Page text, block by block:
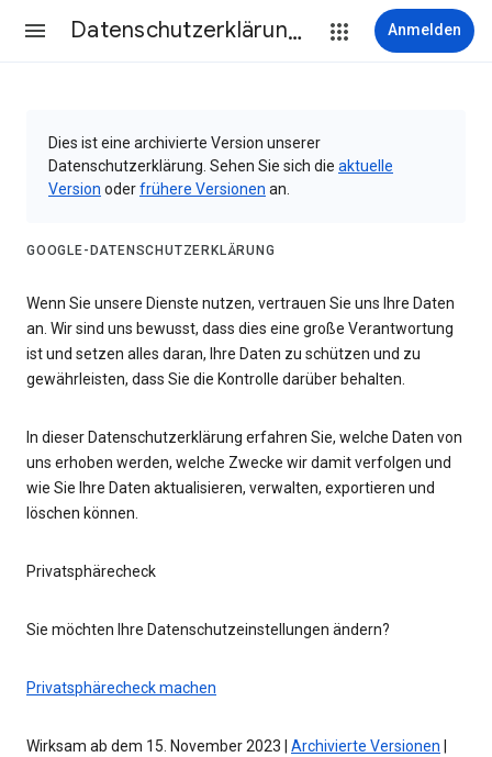
Datenschutzerklärung & Nutzungsbedingungen Anmelden
Dies ist eine archivierte Version unserer
Datenschutzerklärung. Sehen Sie sich die aktuelle
Version oderfrühere Versionen an.
GOOGLE-DATENSCHUTZERKLÄRUNG
Wenn Sie unsere Dienste nutzen, vertrauen Sie uns Ihre Daten
an. Wir sind uns bewusst, dass dies eine große Verantwortung
ist und setzen alles daran, Ihre Daten zu schützen und zu
gewährleisten, dass Sie die Kontrolle darüber behalten.
In dieser Datenschutzerklärung erfahren Sie, welche Daten von
uns erhoben werden, welche Zwecke wir damit verfolgen und
wie Sie Ihre Daten aktualisieren, verwalten, exportieren und
löschen können.
Privatsphärecheck
Sie möchten Ihre Datenschutzeinstellungen ändern?
Privatsphärecheck machen
Wirksam ab dem 15. November 2023 | Archivierte Versionen